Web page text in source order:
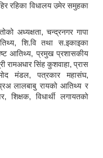
रहिका विधालय उमेर समुहका
अध्यक्षता, चन्द्रनगर गापा
शि.वि तथा स.इकाइका
आतिथ्य, प्रमुख प्रशासकीय
रामअधार सिंह कुशवाहा, प्रास
मंडल, पत्रकार महासंघ,
लालबाबु रायको आतिथ्य र
शिक्षक, विधार्थी लगायतको